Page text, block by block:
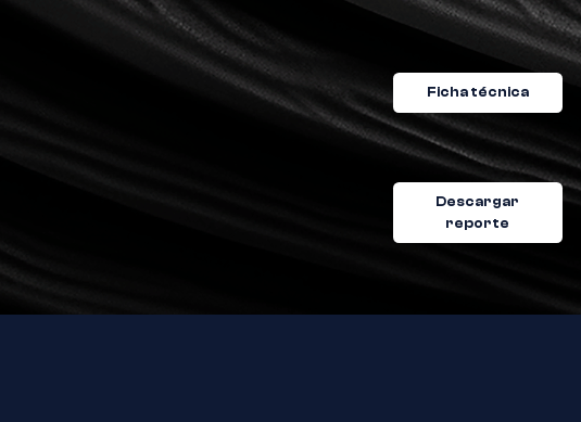
Ficha técnica
Descargar
reporte